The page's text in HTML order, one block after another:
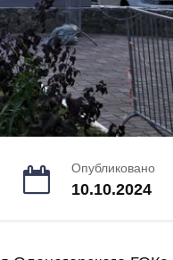
Опубликовано
10.10.2024